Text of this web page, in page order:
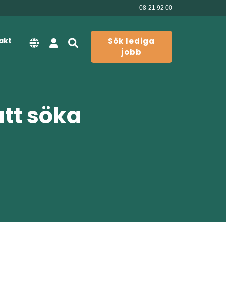
08-21 92 00
Sök lediga
jobb
söka